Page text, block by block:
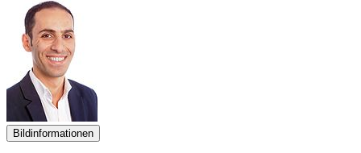
Bildinformationen